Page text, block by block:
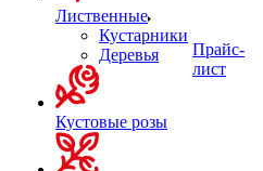
Лиственные
Кустарники
Деревья
Кустовые розы
Прайс-
лист